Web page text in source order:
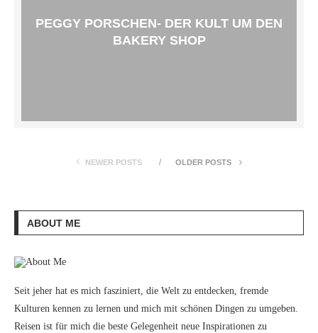
PEGGY PORSCHEN- DER KULT UM DEN
BAKERY SHOP
NEWER POSTS OLDER POSTS
ABOUT ME
Seit jeher hat es mich fasziniert, die Welt zu entdecken, fremde
Kulturen kennen zu lernen und mich mit schönen Dingen zu umgeben.
Reisen ist für mich die beste Gelegenheit neue Inspirationen zu